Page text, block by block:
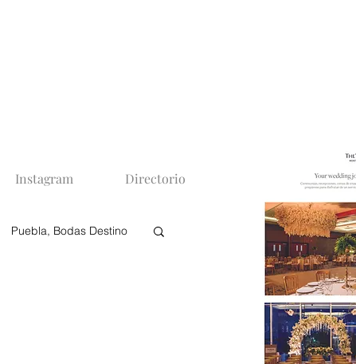
Instagram Directorio
Puebla, Bodas Destino